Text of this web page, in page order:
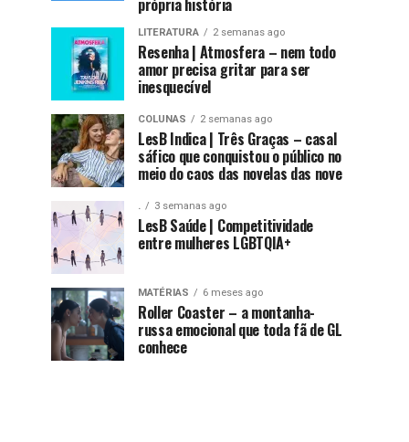
própria história
LITERATURA 2 semanas ago
Resenha | Atmosfera – nem todo
amor precisa gritar para ser
inesquecível
COLUNAS 2 semanas ago
LesB Indica | Três Graças – casal
sáfico que conquistou o público no
meio do caos das novelas das nove
. 3 semanas ago
LesB Saúde | Competitividade
entre mulheres LGBTQIA+
MATÉRIAS 6 meses ago
Roller Coaster – a montanha-
russa emocional que toda fã de GL
conhece